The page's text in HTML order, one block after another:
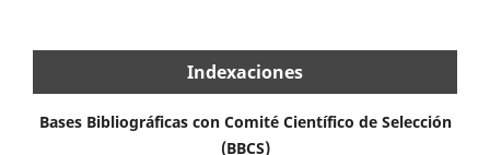
Indexaciones
Bases Bibliográficas con Comité Científico de Selección
(BBCS)